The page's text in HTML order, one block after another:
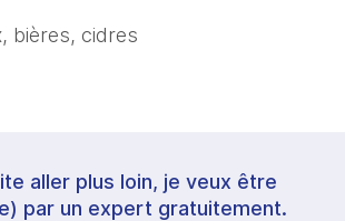
bières, cidres
aller plus loin, je veux être
par un expert gratuitement.